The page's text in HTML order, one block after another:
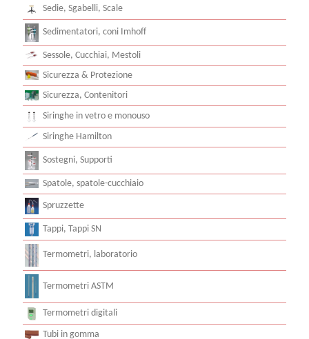
Sedie, Sgabelli, Scale
Sedimentatori, coni Imhoff
Sessole, Cucchiai, Mestoli
Sicurezza & Protezione
Sicurezza, Contenitori
Siringhe in vetro e monouso
Siringhe Hamilton
Sostegni, Supporti
Spatole, spatole-cucchiaio
Spruzzette
Tappi, Tappi SN
Termometri, laboratorio
Termometri ASTM
Termometri digitali
Tubi in gomma